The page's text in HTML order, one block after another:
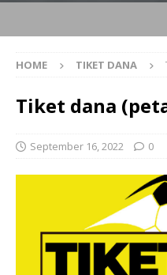
HOME TIKET DANA
Tiket dana
September 16, 2022 0